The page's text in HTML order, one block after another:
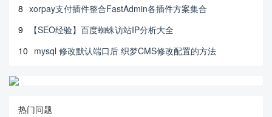
8 xorpay支付插件整合FastAdmin各插件方案集合
9
【SEO经验】百度蜘蛛访站IP分析大全
10 mysql 修改默认端口后 织梦CMS修改配置的方法
热门问题